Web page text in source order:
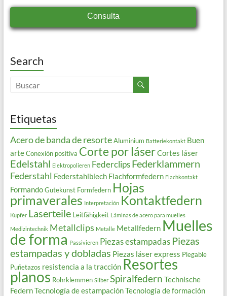
Consulta
Search
Etiquetas
Acero de banda de resorte Aluminium Batteriekontakt Buen
arte Conexión positiva Corte por láserCortes láser
Edelstahl Elektropolieren Federclips Federklammern
Federstahl Federstahlblech Flachformfedern Flachkontakt
Formando Gutekunst Formfedern Hojas
primaverales Interpretación Kontaktfedern
Kupfer Laserteile Leitfähigkeit Láminas de acero para muelles
Medizintechnik Metallclips Metalle Metallfedern Muelles
de forma Passivieren Piezas estampadas Piezas
estampadas y dobladas Piezas láser express Plegable
Puñetazos resistencia a la tracción Resortes
planos Rohrklemmen Silber Spiralfedern Technische
FedernTecnología de estampaciónTecnología de formación